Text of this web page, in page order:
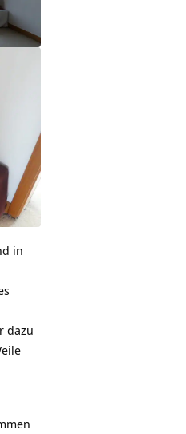
in
dazu